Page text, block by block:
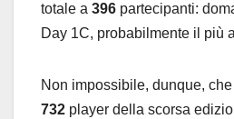
totale a 396 partecipanti:
Day 1C, probabilmente il più
Non impossibile, dunque,
732 player della scorsa